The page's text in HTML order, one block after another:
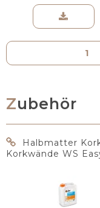
Zubehör
Halbmatter
Korkwände WS